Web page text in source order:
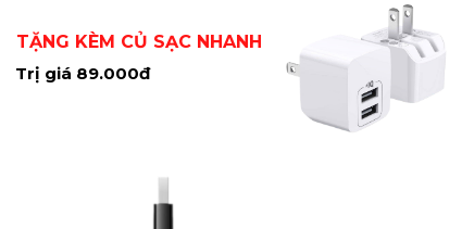
TẶNG KÈM CỦ SẠC NHANH
Trị giá 89.000đ